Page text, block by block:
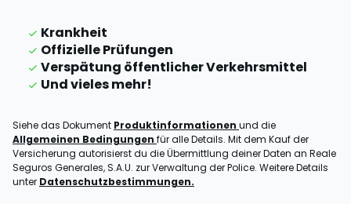
Krankheit
Offizielle Prüfungen
Verspätung öffentlicher Verkehrsmittel
Und vieles mehr!
Siehe das Dokument Produktinformationen und die
Allgemeinen Bedingungen für alle Details. Mit dem Kauf der
Versicherung autorisierst du die Übermittlung deiner Daten an Reale
Seguros Generales, S.A.U. zur Verwaltung der Police. Weitere Details
unter Datenschutzbestimmungen.